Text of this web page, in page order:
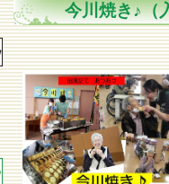
今川焼き♪（